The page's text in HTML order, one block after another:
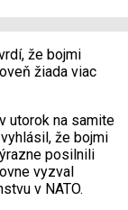
že bojmi
žiada viac
v utorok na samite
vyhlásil, že bojmi
posilnili
vyzval
v NATO.